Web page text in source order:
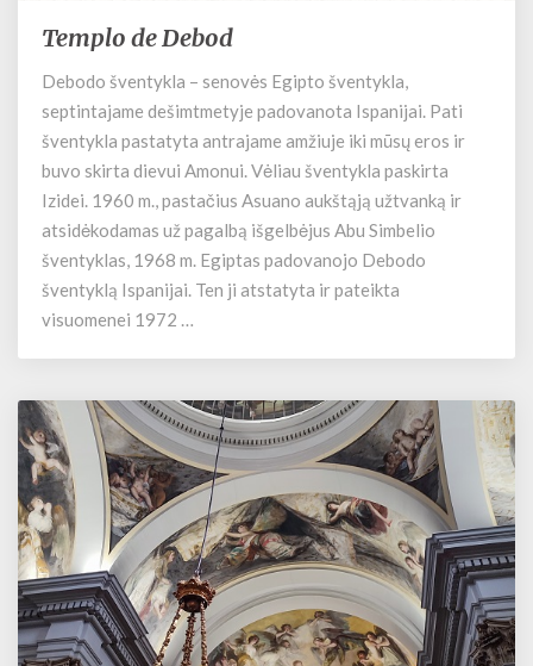
T
m
p
l
o
d
e
b
o
Templo de Debod
Debodo šventykla – senovės Egipto šventykla,
septintajame dešimtmetyje padovanota Ispanijai. Pati
šventykla pastatyta antrajame amžiuje iki mūsų eros ir
buvo skirta dievui Amonui. Vėliau šventykla paskirta
Izidei. 1960 m., pastačius Asuano aukštąją užtvanką ir
atsidėkodamas už pagalbą išgelbėjus Abu Simbelio
šventyklas, 1968 m. Egiptas padovanojo Debodo
šventyklą Ispanijai. Ten ji atstatyta ir pateikta
visuomenei 1972 …